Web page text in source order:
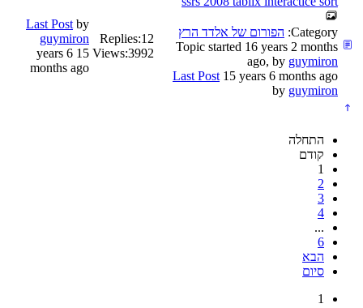
Category: הפורום של אלדד הרץ
Topic started 16 years 2 months
ago, by guymiron
Last Post 15 years 6 months ago
by guymiron
Replies:12
Views:3992
Last Post by
guymiron
15 years 6
months ago
התחלה
קודם
1
2
3
4
...
6
הבא
סיום
1